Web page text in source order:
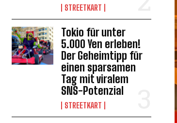
STREETKART
Tokio für unter
5.000 Yen erleben!
Der Geheimtipp für
einen sparsamen
Tag mit viralem
SNS-Potenzial
STREETKART